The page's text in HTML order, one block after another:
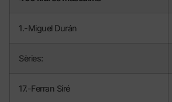
1.-Miguel Durán
Sèries:
17.-Ferran Siré